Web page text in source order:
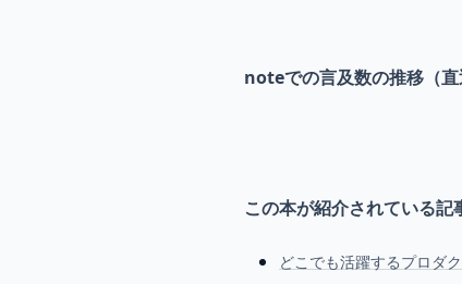
noteでの言及数の推移（直
この本が紹介されている記
どこでも活躍するプロダ